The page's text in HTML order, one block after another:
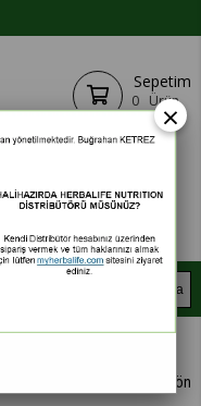
Sepetim
0 Ürün
Aşağı Kontrol
< < Önceki Sayfaya Dön
×